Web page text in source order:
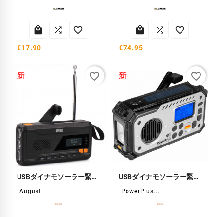
  
€17.90
  
€74.95
新
USBダイナモソーラー緊急ラジオ
August...
favorite_border 新
USBダイナモソーラー緊急ラジオ
PowerPlus...
favorite_border